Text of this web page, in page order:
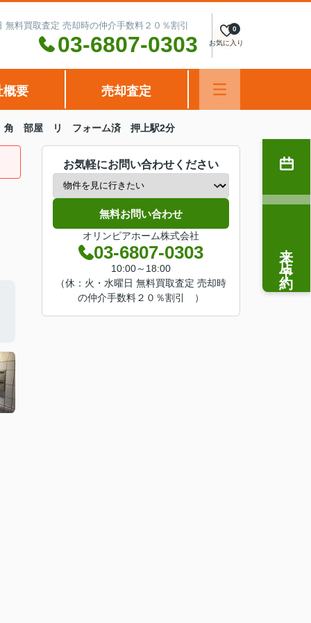
料買取査定 売却時の仲介手数料２０％割引
03-6807-0303 お気に入り
0
概要 売却査定
角 部屋 リ フォーム済 押上駅2分
お気軽にお問い合わせください
無料お問い合わせ
オリンピアホーム株式会社
03-6807-0303
10:00～18:00
（休：火・水曜日 無料買取査定 売却時
の仲介手数料２０％割引 ）
来店予約